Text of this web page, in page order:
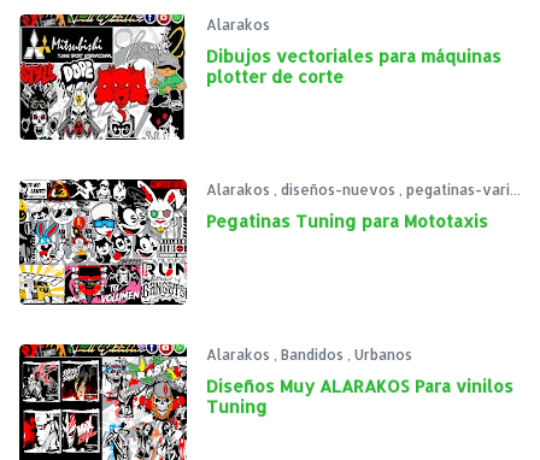
Alarakos
Dibujos vectoriales para máquinas
plotter de corte
Alarakos diseños-nuevos pegatinas-variados
Pegatinas Tuning para Mototaxis
Alarakos Bandidos Urbanos
Diseños Muy ALARAKOS Para vinilos
Tuning